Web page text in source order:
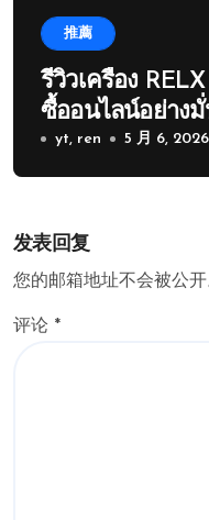
推薦
รีวิวเครื่อง
ซื้ออนไลน์อย่าง
yt, ren 5 月 6, 2026
发表回复
您的邮箱地址不会被公开
评论 *